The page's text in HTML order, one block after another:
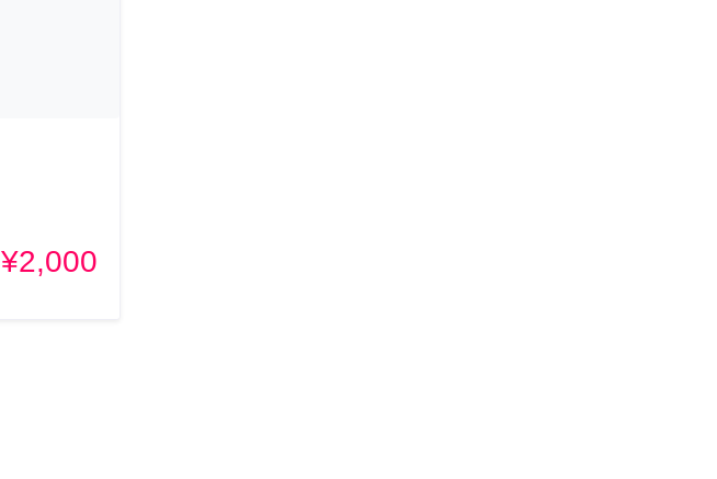
¥2,000